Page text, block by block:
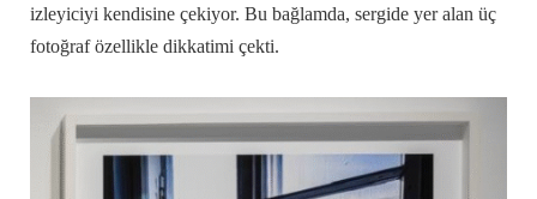
izleyiciyi kendisine çekiyor. Bu bağlamda, sergide yer alan üç
fotoğraf özellikle dikkatimi çekti.